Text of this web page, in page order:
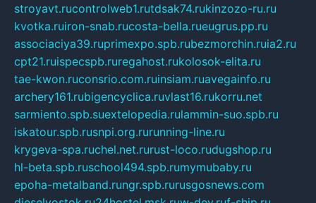
stroyavt.rucontrolweb1.rutdsak74.rukinzozo-ru.ru
kvotka.ruiron-snab.rucosta-bella.rueugrus.pp.ru
associaciya39.ruprimexpo.spb.rubezmorchin.ruia2.ru
cpt21.ruispecspb.ruregahost.rukolosok-elita.ru
tae-kwon.ruconsrio.com.ruinsiam.ruavegainfo.ru
archery161.rubigencyclica.ruvlast16.rukorru.net
sarmiento.spb.suextelopedia.rulammin-suo.spb.ru
iskatour.spb.rusnpi.org.rurunning-line.ru
krygeva-spa.ruchel.net.rurust-loco.rudugshop.ru
hl-beta.spb.ruschool494.spb.rumymubaby.ru
epoha-metalband.rungr.spb.rurusgosnews.com